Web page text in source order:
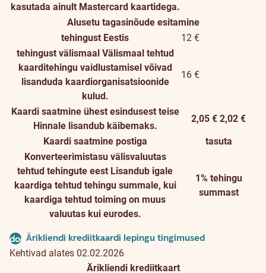
kasutada ainult Mastercard kaartidega.
Alusetu tagasinõude esitamine
tehingust Eestis
12 €
tehingust välismaal Välismaal tehtud
kaarditehingu vaidlustamisel võivad
lisanduda kaardiorganisatsioonide
kulud.
16 €
Kaardi saatmine ühest esindusest teise
Hinnale lisandub käibemaks.
2,05 € 2,02 €
Kaardi saatmine postiga
tasuta
Konverteerimistasu välisvaluutas
tehtud tehingute eest Lisandub igale
kaardiga tehtud tehingu summale, kui
kaardiga tehtud toiming on muus
valuutas kui eurodes.
1% tehingu
summast
document
Ärikliendi krediitkaardi lepingu tingimused
Kehtivad alates 02.02.2026
Ärikliendi krediitkaart